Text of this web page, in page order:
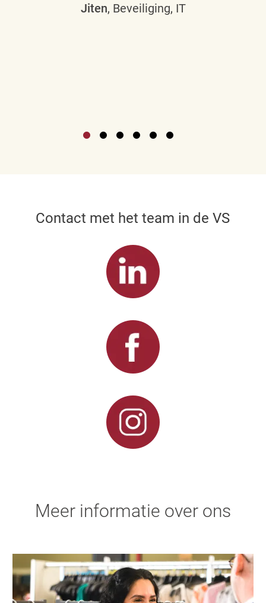
Jiten, Beveiliging, IT
Contact met het team in de VS
Meer informatie over ons